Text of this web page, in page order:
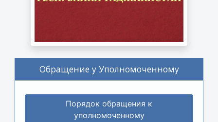
Обращение у Уполномоченному
Порядок обращения к
уполномоченному